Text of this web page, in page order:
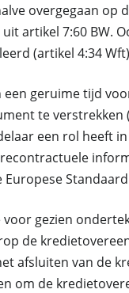
overgegaan
artikel 7:60 BW.
(artikel 4:34
een geruime tijd
te verstrekken
een rol heeft
gezien
de
afsluiten van de
om de